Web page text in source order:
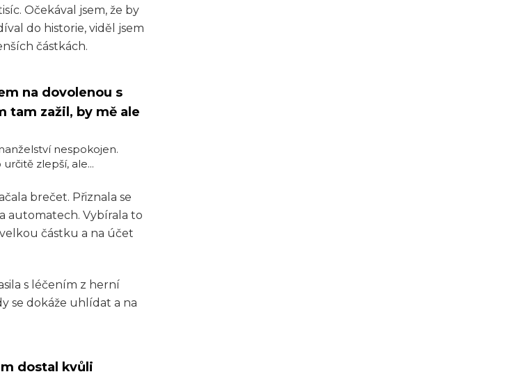
Očekával jsem, že by
do historie, viděl jsem
částkách.
na dovolenou s
tam zažil, by mě ale
nespokojen.
zlepší, ale...
brečet. Přiznala se
automatech. Vybírala to
částku a na účet
s léčením z herní
se dokáže uhlídat a na
dostal kvůli